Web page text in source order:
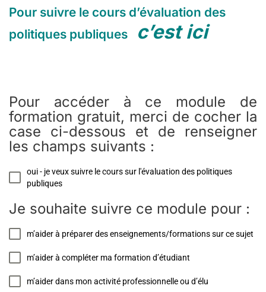
Pour suivre le cours d’évaluation des
politiques publiques
c’est ici
Pour accéder à ce module de
formation gratuit, merci de cocher la
case ci-dessous et de renseigner
les champs suivants :
oui - je veux suivre le cours sur l'évaluation des politiques
publiques
Je souhaite suivre ce module pour :
m’aider à préparer des enseignements/formations sur ce sujet
m’aider à compléter ma formation d’étudiant
m’aider dans mon activité professionnelle ou d’élu